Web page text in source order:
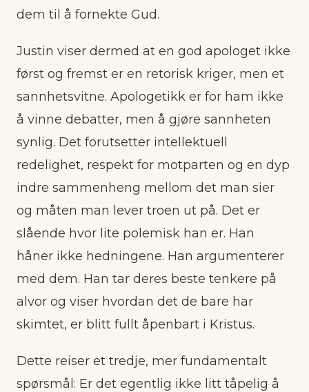
dem til å fornekte Gud.
Justin viser dermed at en god apologet ikke
først og fremst er en retorisk kriger, men et
sannhetsvitne. Apologetikk er for ham ikke
å vinne debatter, men å gjøre sannheten
synlig. Det forutsetter intellektuell
redelighet, respekt for motparten og en dyp
indre sammenheng mellom det man sier
og måten man lever troen ut på. Det er
slående hvor lite polemisk han er. Han
håner ikke hedningene. Han argumenterer
med dem. Han tar deres beste tenkere på
alvor og viser hvordan det de bare har
skimtet, er blitt fullt åpenbart i Kristus.
Dette reiser et tredje, mer fundamentalt
spørsmål: Er det egentlig ikke litt tåpelig å